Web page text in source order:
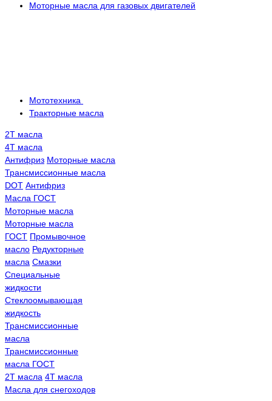
Моторные масла для газовых двигателей
Мототехника
Тракторные масла
2Т масла
4Т масла
Антифриз Моторные масла
Трансмисcионные масла
DOT Антифриз
Масла ГОСТ
Моторные масла
Моторные масла
ГОСТ Промывочное
масло Редукторные
масла Смазки
Специальные
жидкости
Стеклоомывающая
жидкость
Трансмиссионные
масла
Трансмиссионные
масла ГОСТ
2Т масла 4Т масла
Масла для снегоходов